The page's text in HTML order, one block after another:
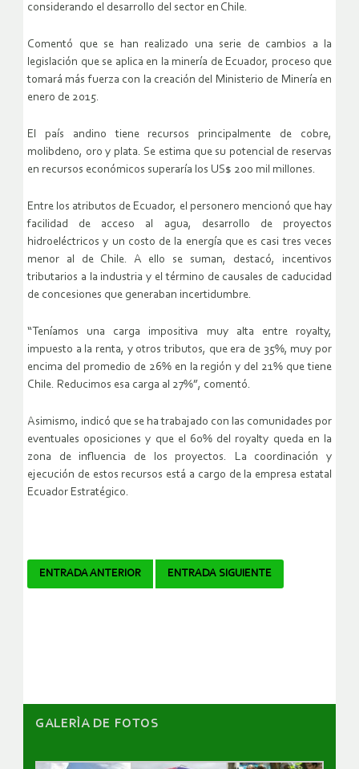
considerando el desarrollo del sector en Chile.
Comentó que se han realizado una serie de cambios a la
legislación que se aplica en la minería de Ecuador, proceso que
tomará más fuerza con la creación del Ministerio de Minería en
enero de 2015.
El país andino tiene recursos principalmente de cobre,
molibdeno, oro y plata. Se estima que su potencial de reservas
en recursos económicos superaría los US$ 200 mil millones.
Entre los atributos de Ecuador, el personero mencionó que hay
facilidad de acceso al agua, desarrollo de proyectos
hidroeléctricos y un costo de la energía que es casi tres veces
menor al de Chile. A ello se suman, destacó, incentivos
tributarios a la industria y el término de causales de caducidad
de concesiones que generaban incertidumbre.
“Teníamos una carga impositiva muy alta entre royalty,
impuesto a la renta, y otros tributos, que era de 35%, muy por
encima del promedio de 26% en la región y del 21% que tiene
Chile. Reducimos esa carga al 27%”, comentó.
Asimismo, indicó que se ha trabajado con las comunidades por
eventuales oposiciones y que el 60% del royalty queda en la
zona de influencia de los proyectos. La coordinación y
ejecución de estos recursos está a cargo de la empresa estatal
Ecuador Estratégico.
Navegador
ENTRADA ANTERIOR ENTRADA SIGUIENTE
GALERÌA DE FOTOS